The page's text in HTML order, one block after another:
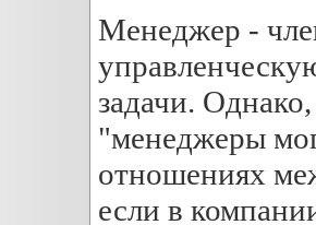
Менеджер -
задачи.
"менеджеры
отношениях
если в